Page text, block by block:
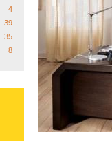
4
39
35
8